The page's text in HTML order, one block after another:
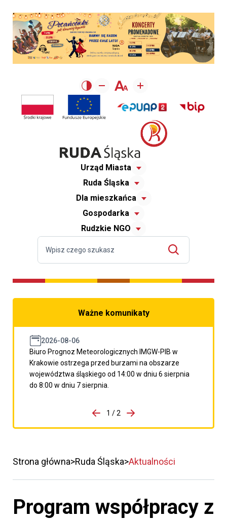
Urząd Miasta
Ruda Śląska
Dla mieszkańca
Gospodarka
Rudzkie NGO
Ważne komunikaty
2026-08-06
Biuro Prognoz Meteorologicznych IMGW-PIB w
Krakowie ostrzega przed burzami na obszarze
województwa śląskiego od 14:00 w dniu 6 sierpnia
do 8:00 w dniu 7 sierpnia.
porzpedniego komunikatu
1 / 2
Przejdź do następnego
Strona główna Ruda Śląska Aktualności
Program współpracy z